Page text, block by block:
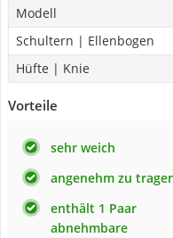
Modell
Schultern | Ellenbogen
Hüfte | Knie
Vorteile
sehr weich
angenehm zu
enthält 1 Paar
abnehmbare